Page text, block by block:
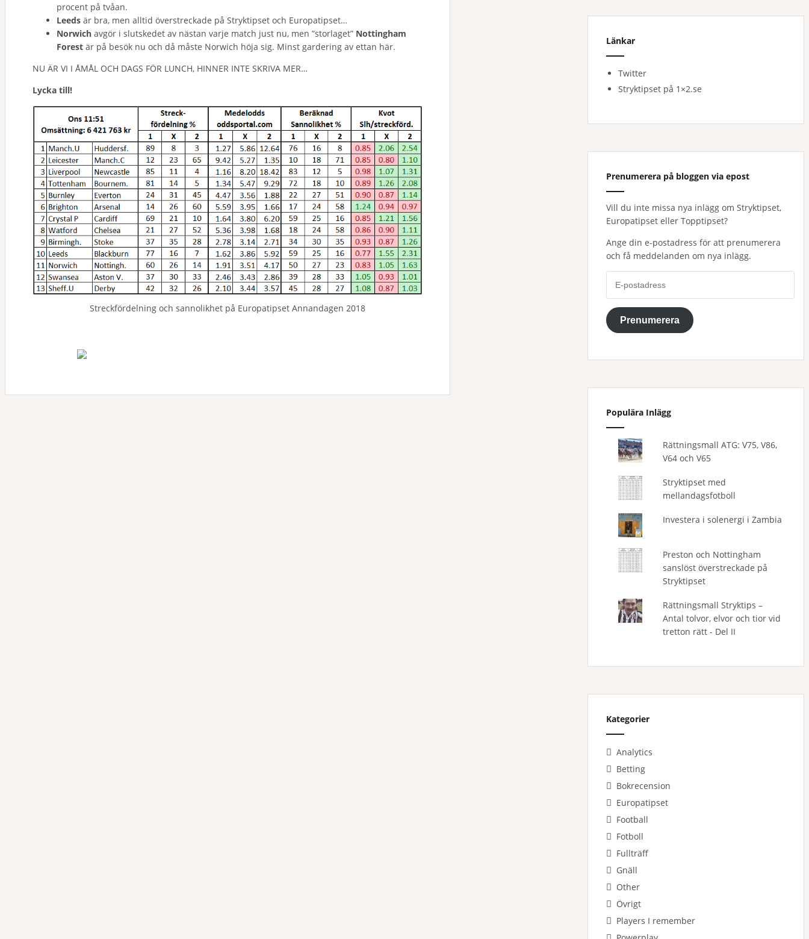
procent på tvåan.
Leeds är bra, men alltid överstreckade på Stryktipset och Europatipset…
Norwich avgör i slutskedet av nästan varje match just nu, men ”storlaget” Nottingham
Forest är på besök nu och då måste Norwich höja sig. Minst gardering av ettan här.
NU ÄR VI I ÅMÅL OCH DAGS FÖR LUNCH, HINNER INTE SKRIVA MER…
Lycka till!
Streckfördelning och sannolikhet på Europatipset Annandagen 2018
Länkar
Twitter
Stryktipset på 1×2.se
Prenumerera på bloggen via epost
Vill du inte missa nya inlägg om Stryktipset,
Europatipset eller Topptipset?
Ange din e-postadress för att prenumerera
och få meddelanden om nya inlägg.
postadress
Prenumerera
Populära Inlägg
Rättningsmall ATG: V75, V86,
V64 och V65
Stryktipset med
mellandagsfotboll
Investera i solenergi i Zambia
Preston och Nottingham
sanslöst överstreckade på
Stryktipset
Rättningsmall Stryktips –
Antal tolvor, elvor och tior vid
tretton rätt - Del II
Kategorier
Analytics
Betting
Bokrecension
Europatipset
Football
Fotboll
Fullträff
Gnäll
Other
Övrigt
Players I remember